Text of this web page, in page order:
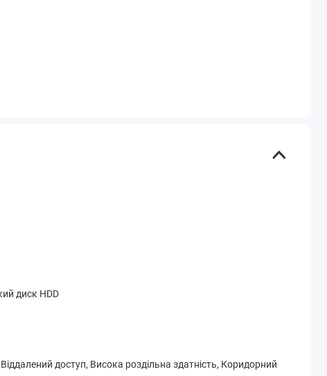
диск HDD
доступ, Висока роздільна здатність, Коридорний